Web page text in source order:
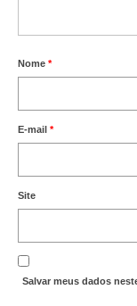
Nome *
E-mail *
Site
Salvar meus dados